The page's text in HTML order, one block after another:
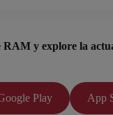
RAM y explore la
Play App